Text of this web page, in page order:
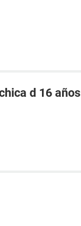
d 16 años